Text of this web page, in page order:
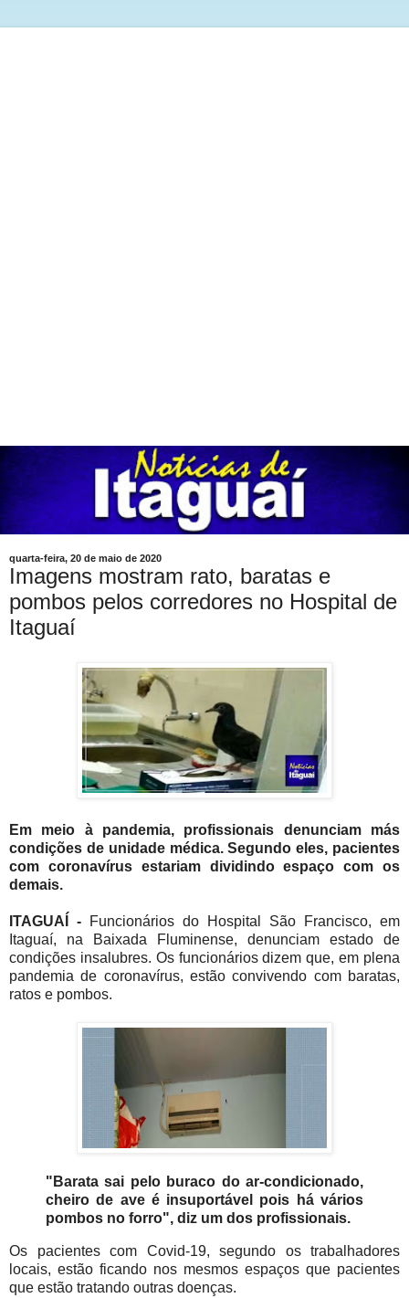
quarta-feira, 20 de maio de 2020
Imagens mostram rato, baratas e
pombos pelos corredores no Hospital de
Itaguaí
Em meio à pandemia, profissionais denunciam más
condições de unidade médica. Segundo eles, pacientes
com coronavírus estariam dividindo espaço com os
demais.
ITAGUAÍ -
Funcionários do Hospital São Francisco, em
Itaguaí, na Baixada Fluminense, denunciam estado de
condições insalubres. Os funcionáriosdizem que,em plena
pandemia de coronavírus, estão convivendo com baratas,
ratos e pombos.
"Barata sai pelo buraco do ar-condicionado,
cheiro de ave é insuportável pois há vários
pombos no forro", diz um dos profissionais.
Os pacientes com Covid-19, segundo os trabalhadores
locais, estão ficando nos mesmos espaços que pacientes
que estão tratando outras doenças.